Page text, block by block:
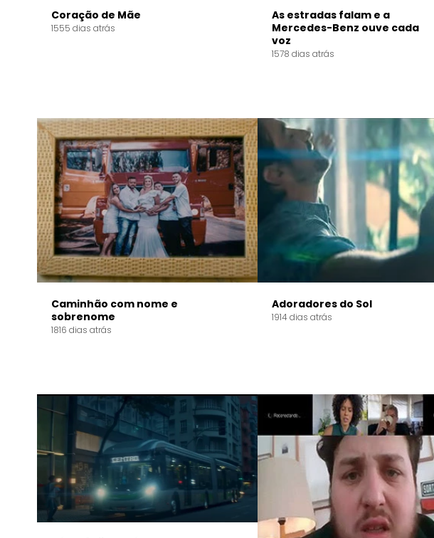
Coração de Mãe
1555 dias atrás
As estradas falam e a
Mercedes-Benz ouve cada
voz
1578 dias atrás
Caminhão com nome e
sobrenome
1816 dias atrás
Adoradores do Sol
1914 dias atrás